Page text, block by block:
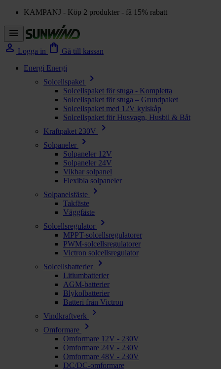
KAMPANJ - Köp 2 produkter - få 15% rabatt
menu
person Logga in shopping_bag Gå till kassan
Energi Energi
Solcellspaket
chevron_right
Solcellspaket för stuga - Kompletta
Solcellspaket för stuga – Grundpaket
Solcellspaket med 12V kylskåp
Solcellspaket för Husvagn, Husbil & Båt
Kraftpaket 230V
chevron_right
Solpaneler chevron_right
Solpaneler 12V
Solpaneler 24V
Vikbar solpanel
Flexibla solpaneler
Solpanelsfäste
chevron_right
Takfäste
Väggfäste
Solcellsregulator
chevron_right
MPPT-solcellsregulatorer
PWM-solcellsregulatorer
Victron solcellsregulator
Solcellsbatterier
chevron_right
Litiumbatterier
AGM-batterier
Blykolbatterier
Batteri från Victron
Vindkraftverk
chevron_right
Omformare chevron_right
Omformare 12V - 230V
Omformare 24V - 230V
Omformare 48V - 230V
DC/DC-omformare